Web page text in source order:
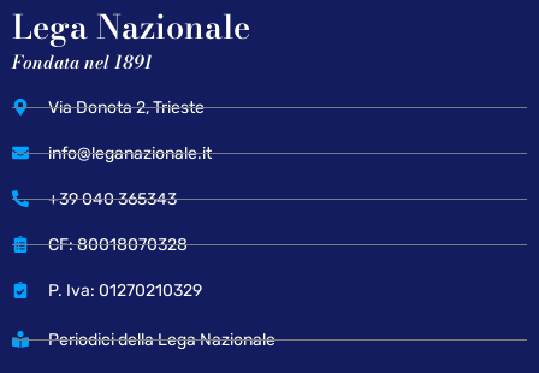
Lega Nazionale
Fondata nel 1891
Via Donota 2, Trieste
info@leganazionale.it
+39 040 365343
CF: 80018070328
P. Iva: 01270210329
Periodici della Lega Nazionale